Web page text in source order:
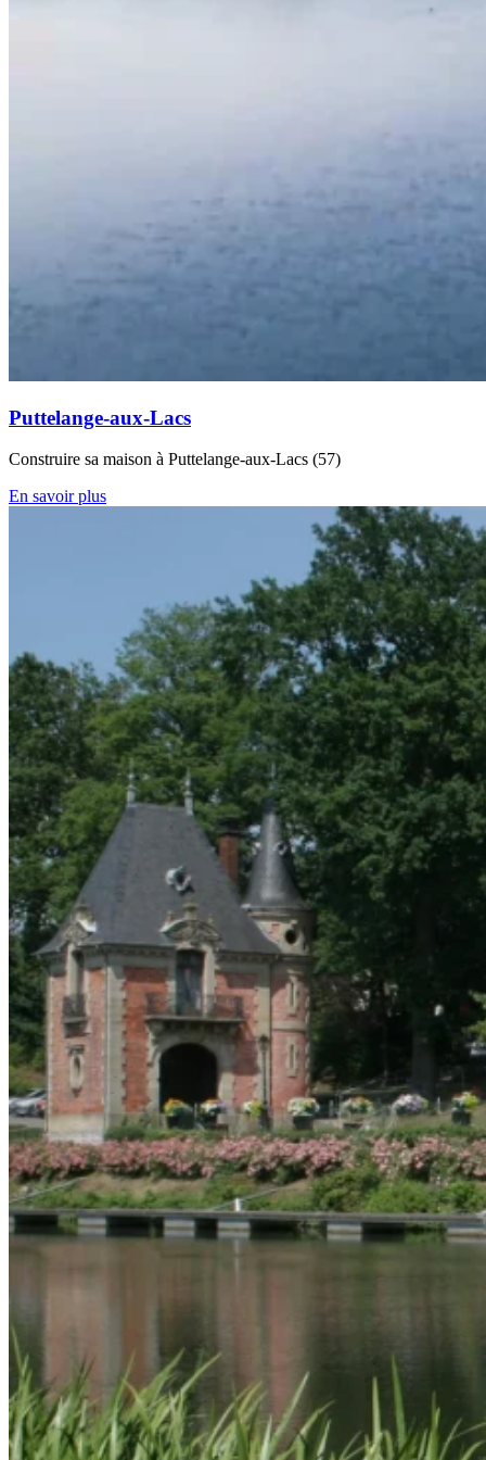
Puttelange-aux-Lacs
Construire sa maison à Puttelange-aux-Lacs (57)
En savoir plus